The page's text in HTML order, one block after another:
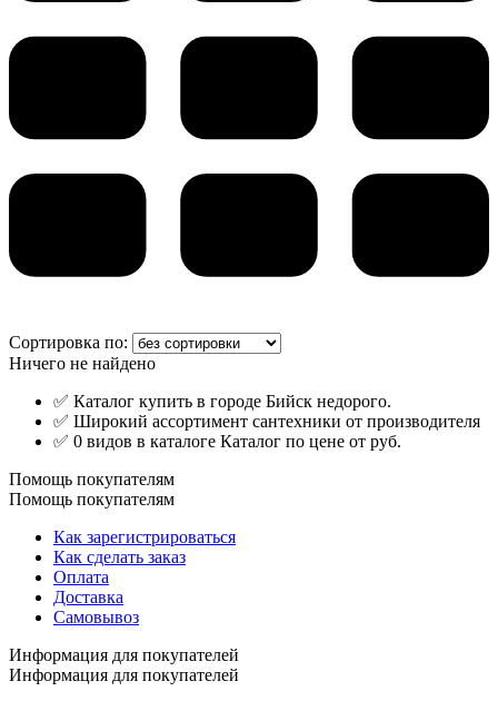
Сортировка по:
Ничего не найдено
✅ Каталог купить в городе Бийск недорого.
✅ Широкий ассортимент сантехники от производителя
✅ 0 видов в каталоге Каталог по цене от руб.
Помощь покупателям
Помощь покупателям
Как зарегистрироваться
Как сделать заказ
Оплата
Доставка
Самовывоз
Информация для покупателей
Информация для покупателей